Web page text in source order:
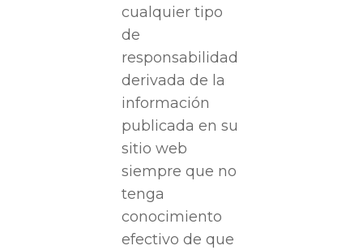
cualquier tipo
de
responsabilidad
derivada de la
información
publicada en su
sitio web
siempre que no
tenga
conocimiento
efectivo de que